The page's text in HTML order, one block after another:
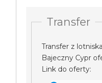
Transfer
Transfer z
Bajeczny Cypr
Link do oferty: